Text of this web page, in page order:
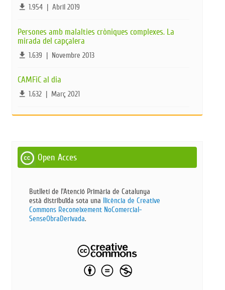
file_download 1.954| Abril 2019
Persones amb malalties cròniques complexes. La
mirada del capçalera
file_download 1.639 | Novembre 2013
CAMFiC al dia
file_download 1.632| Març 2021
Open Acces
Butlletí de l'Atenció Primària de Catalunya
està distribuïda sota una llicència de Creative
Commons Reconeixement NoComercial-
SenseObraDerivada​.